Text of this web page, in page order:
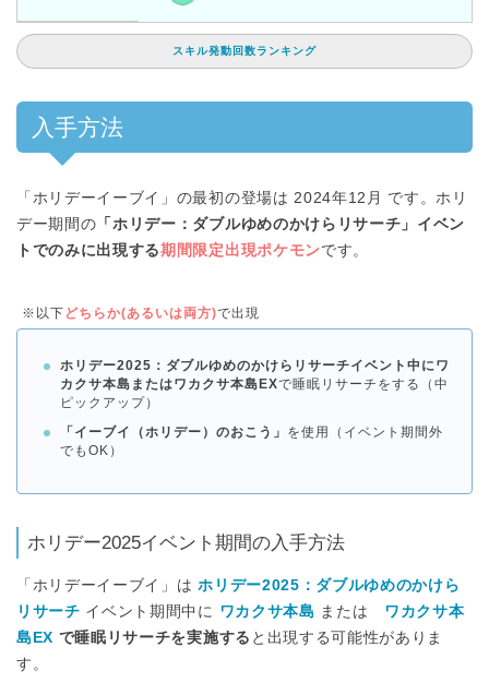
スキル発動回数ランキング
入手方法
「ホリデーイーブイ」の最初の登場は 2024年12月 です。ホリ
デー期間の 「ホリデー：ダブルゆめのかけらリサーチ」イベン
トでのみに出現する期間限定出現ポケモンです。
※以下 どちらか(あるいは両方)で出現
ホリデー2025：ダブルゆめのかけらリサーチイベント中にワ
カクサ本島またはワカクサ本島EXで睡眠リサーチをする（中
ピックアップ）
「イーブイ（ホリデー）のおこう」 を使用（イベント期間外
でもOK）
ホリデー2025イベント期間の入手方法
「ホリデーイーブイ」はホリデー2025：ダブルゆめのかけら
リサーチ イベント期間中に ワカクサ本島 または ワカクサ本
島EX で睡眠リサーチを実施する と出現する可能性がありま
す。